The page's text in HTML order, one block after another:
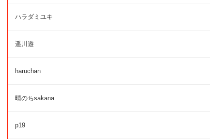
ハラダミユキ
遥川遊
haruchan
晴のちsakana
p19